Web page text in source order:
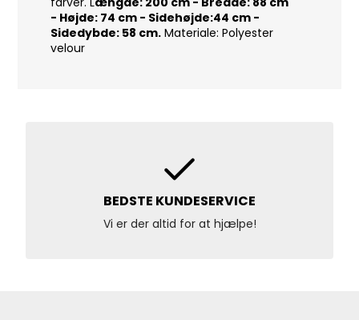
- Højde: 74 cm - Sidehøjde:44 cm -
Sidedybde: 58 cm. Materiale: Polyester
velour
BEDSTE KUNDESERVICE
Vi er der altid for at hjælpe!